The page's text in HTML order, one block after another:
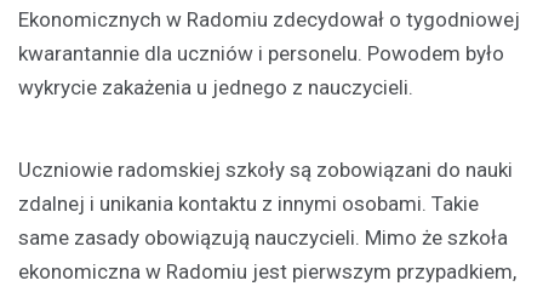
Ekonomicznych w Radomiu zdecydował o tygodniowej
kwarantannie dla uczniów i personelu. Powodem było
wykrycie zakażenia u jednego z nauczycieli.
Uczniowie radomskiej szkoły są zobowiązani do nauki
zdalnej i unikania kontaktu z innymi osobami. Takie
same zasady obowiązują nauczycieli. Mimo że szkoła
ekonomiczna w Radomiu jest pierwszym przypadkiem,